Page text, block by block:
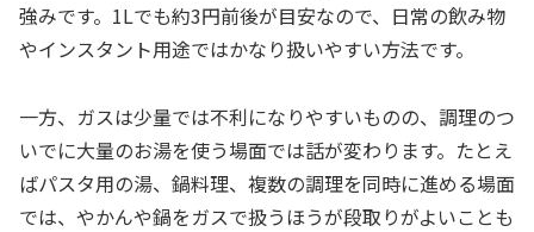
強みです。1Lでも約3円前後が目安なので、日常の飲み物
やインスタント用途ではかなり扱いやすい方法です。
一方、ガスは少量では不利になりやすいものの、調理のつ
いでに大量のお湯を使う場面では話が変わります。たとえ
ばパスタ用の湯、鍋料理、複数の調理を同時に進める場面
では、やかんや鍋をガスで扱うほうが段取りがよいことも